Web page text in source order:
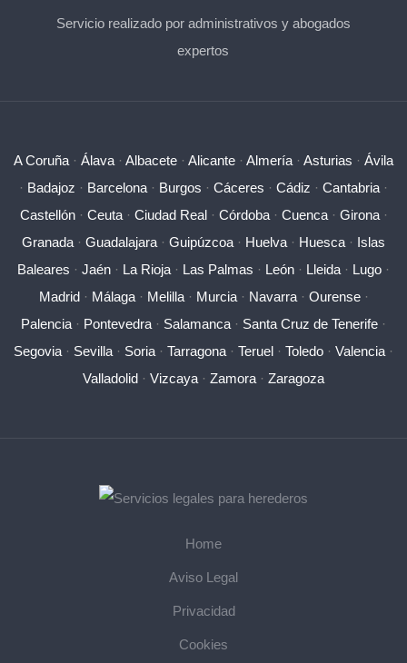
Servicio realizado por administrativos y abogados
expertos
A Coruña · Álava · Albacete · Alicante · Almería · Asturias · Ávila
· Badajoz · Barcelona · Burgos · Cáceres · Cádiz · Cantabria ·
Castellón· Ceuta· Ciudad Real· Córdoba· Cuenca· Girona·
Granada · Guadalajara · Guipúzcoa · Huelva · Huesca · Islas
Baleares · Jaén · La Rioja · Las Palmas · León · Lleida · Lugo ·
Madrid· Málaga· Melilla· Murcia· Navarra· Ourense·
Palencia · Pontevedra · Salamanca · Santa Cruz de Tenerife ·
Segovia · Sevilla · Soria · Tarragona · Teruel · Toledo · Valencia ·
Valladolid · Vizcaya · Zamora · Zaragoza
Home
Aviso Legal
Privacidad
Cookies